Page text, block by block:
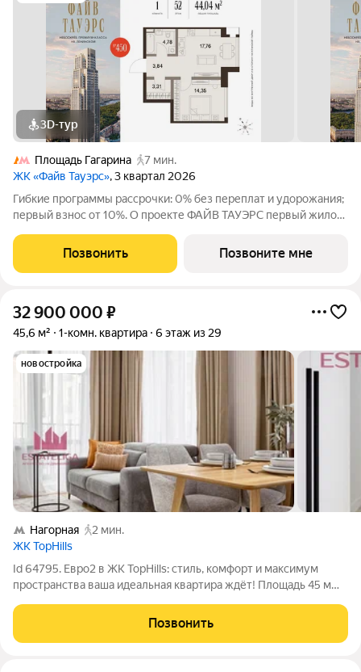
3D-тур
Площадь Гагарина
7 мин.
ЖК «Файв Тауэрс», 3 квартал 2026
Гибкие программы рассрочки: 0% без переплат и удорожания;
первый взнос от 10%. О проекте ФАЙВ ТАУЭРС первый жилой
столицы за пределами делового кластера «Москва-Сити».
Премиальный небоскрёб
Позвонить Позвоните мне
32 900 000 ₽
45,6 м² 1-комн. квартира 6 этаж из 29
новостройка
Нагорная
2 мин.
ЖК TopHills
Id 64795. Евро2 в ЖК TopHills: стиль, комфорт и максимум
пространства ваша идеальная квартира ждёт! Площадь 45 м
ужинать с семьёй и устраивать
Позвонить